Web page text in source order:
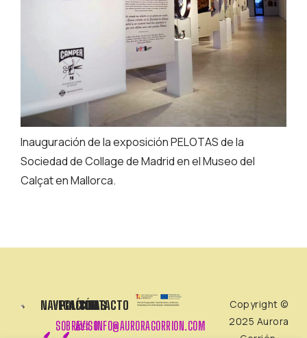
Inauguración de la exposición PELOTAS de la
Sociedad de Collage de Madrid en el Museo del
Calçat en Mallorca.
NAVEGACIÓN
SOBRE
POLÍTICAS
AVISO
CONTACTO
INFO@AURORAGORRION.COM
Copyright ©
2025 Aurora